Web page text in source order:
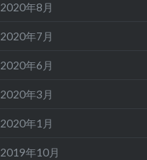
2020年8月
2020年7月
2020年6月
2020年3月
2020年1月
2019年10月